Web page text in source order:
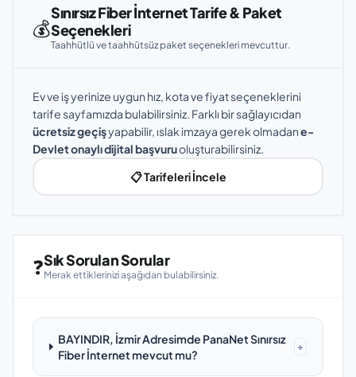
💰
Sınırsız Fiber İnternet Tarife & Paket
Seçenekleri
Taahhütlü ve taahhütsüz paket seçenekleri mevcuttur.
Ev ve iş yerinize uygun hız, kota ve fiyat seçeneklerini
tarife sayfamızda bulabilirsiniz. Farklı bir sağlayıcıdan
ücretsiz geçişyapabilir, ıslak imzaya gerek olmadane-
Devlet onaylı dijital başvuruoluşturabilirsiniz.
📋 Tarifeleri İncele
❓Sık Sorulan Sorular
Merak ettiklerinizi aşağıdan bulabilirsiniz.
BAYINDIR, İzmir Adresimde PanaNet Sınırsız
Fiber İnternet mevcut mu?
+